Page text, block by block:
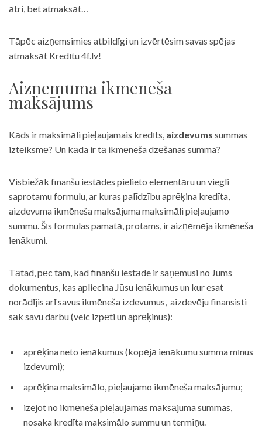
ātri, bet atmaksāt…
Tāpēc aizņemsimies atbildīgi un izvērtēsim savas spējas
atmaksāt Kredītu 4f.lv!
Aizņēmuma ikmēneša
maksājums
Kāds ir maksimāli pieļaujamais kredīts, aizdevums summas
izteiksmē? Un kāda ir tā ikmēneša dzēšanas summa?
Visbiežāk finanšu iestādes pielieto elementāru un viegli
saprotamu formulu, ar kuras palīdzību aprēķina kredīta,
aizdevuma ikmēneša maksājuma maksimāli pieļaujamo
summu. Šīs formulas pamatā, protams, ir aizņēmēja ikmēneša
ienākumi.
Tātad, pēc tam, kad finanšu iestāde ir saņēmusi no Jums
dokumentus, kas apliecina Jūsu ienākumus un kur esat
norādījis arī savus ikmēneša izdevumus, aizdevēju finansisti
sāk savu darbu (veic izpēti un aprēķinus):
aprēķina neto ienākumus (kopējā ienākumu summa mīnus
izdevumi);
aprēķina maksimālo, pieļaujamo ikmēneša maksājumu;
izejot no ikmēneša pieļaujamās maksājuma summas,
nosaka kredīta maksimālo summu un termiņu.